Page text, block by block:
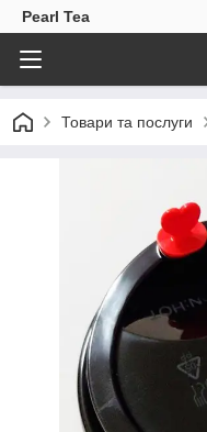
Pearl Tea
Товари та послуги